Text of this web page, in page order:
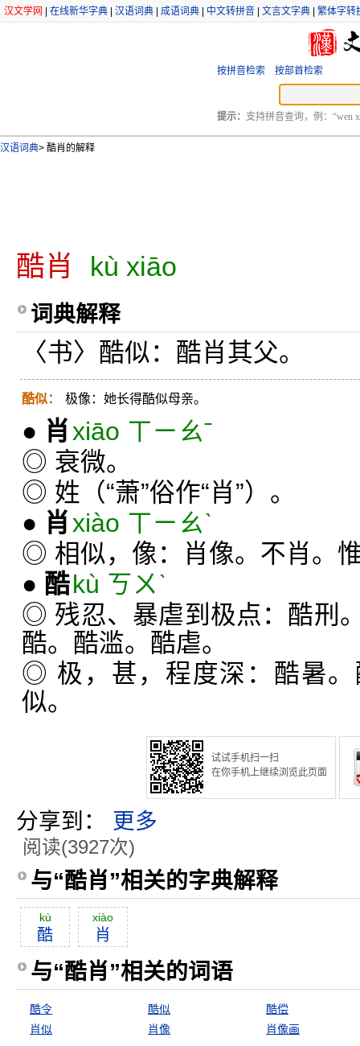
汉文学网 在线新华字典 汉语词典 成语词典 中文转拼音 文言文字典 繁体字转
按拼音检索 按部首检索
提示： 支持拼音查询，例：“wen
汉语词典> 酷肖的解释
酷肖 kù xiāo
词典解释
〈书〉酷似：酷肖其父。
酷似： 极像：她长得酷似母亲。
● 肖xiāo ㄒㄧㄠˉ
◎ 衰微。
◎ 姓（“萧”俗作“肖”）。
● 肖xiào ㄒㄧㄠˋ
◎ 相似，像：肖像。不肖。
● 酷kù ㄎㄨˋ
◎ 残忍、暴虐到极点：酷刑
酷。酷滥。酷虐。
◎ 极，甚，程度深：酷暑
似。
试试手机扫一扫
在你手机上继续浏览此页面
分享到： 更多
阅读(3927次)
与“酷肖”相关的字典解释
kù
酷
xiào
肖
与“酷肖”相关的词语
酷令 酷似
酷偿
肖似
肖像 肖像画